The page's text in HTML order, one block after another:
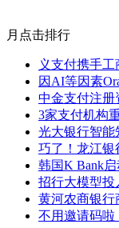
月点击排行
义支付携手
因AI等因素
中金支付注册
3家支付机构
光大银行智能
巧了！龙江银
韩国K Bank启
招行大模型投
黄河农商银行
不用邀请码啦